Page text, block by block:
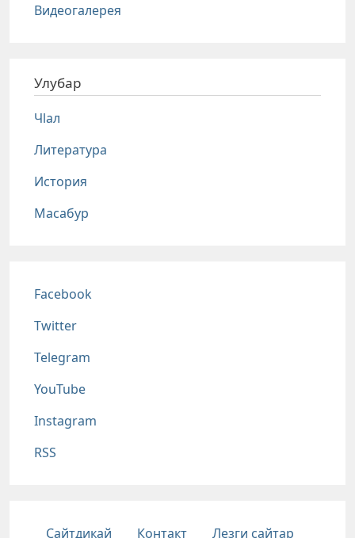
Видеогалерея
Улубар
Чlал
Литература
История
Масабур
Соц сети
Facebook
Twitter
Telegram
YouTube
Instagram
RSS
Подвал
Сайтдикай Контакт Лезги сайтар